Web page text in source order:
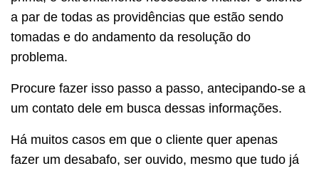
a par de todas as providências que estão sendo
tomadas e do andamento da resolução do
problema.
Procure fazer isso passo a passo, antecipando-se a
um contato dele em busca dessas informações.
Há muitos casos em que o cliente quer apenas
fazer um desabafo, ser ouvido, mesmo que tudo já